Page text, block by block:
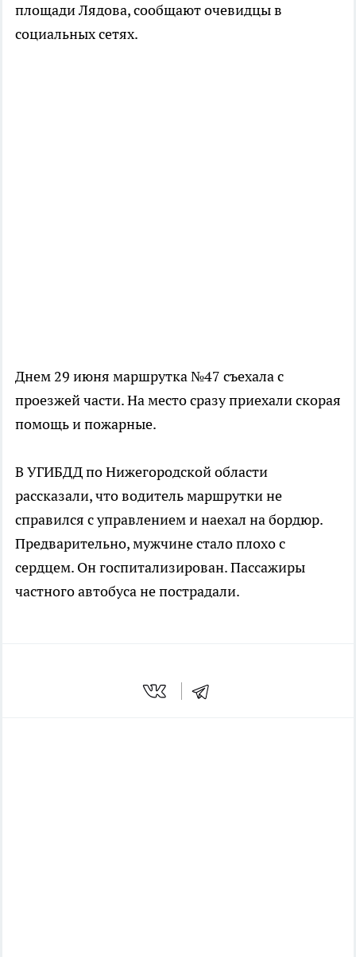
площади Лядова, сообщают очевидцы в
социальных сетях.
Днем 29 июня маршрутка №47 съехала с
проезжей части. На место сразу приехали скорая
помощь и пожарные.
В УГИБДД по Нижегородской области
рассказали, что водитель маршрутки не
справился с управлением и наехал на бордюр.
Предварительно, мужчине стало плохо с
сердцем. Он госпитализирован. Пассажиры
частного автобуса не пострадали.